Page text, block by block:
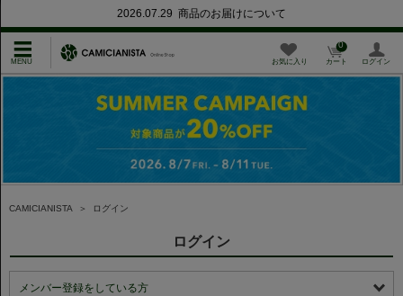
2026.07.29 商品のお届けについて
お気に入り カート
0
ログイン
CAMICIANISTA ＞ ログイン
ログイン
メンバー登録をしている方